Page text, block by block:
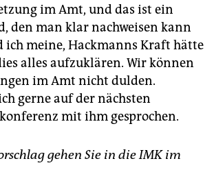
im Amt, und das ist ein
den man klar nachweisen kann
ich meine, Hackmanns Kraft hätte
alles aufzuklären. Wir können
im Amt nicht dulden.
gerne auf der nächsten
mit ihm gesprochen.
gehen Sie in die IMK im